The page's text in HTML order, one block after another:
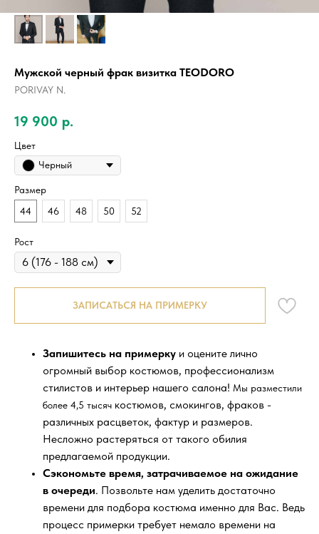
Мужской черный фрак визитка TEODORO
PORIVAY N.
19 900 р.
Цвет
Черный
Размер
44
46 48 50 52
Рост
ЗАПИСАТЬСЯ НА ПРИМЕРКУ
Запишитесь на примерку и оцените лично
огромный выбор костюмов, профессионализм
стилистов и интерьер нашего салона! Мы разместили
более 4,5 тысяч костюмов, смокингов, фраков -
различных расцветок, фактур и размеров.
Несложно растеряться от такого обилия
предлагаемой продукции.
Сэкономьте время, затрачиваемое на ожидание
в очереди. Позвольте нам уделить достаточно
времени для подбора костюма именно для Вас. Ведь
процесс примерки требует немало времени на